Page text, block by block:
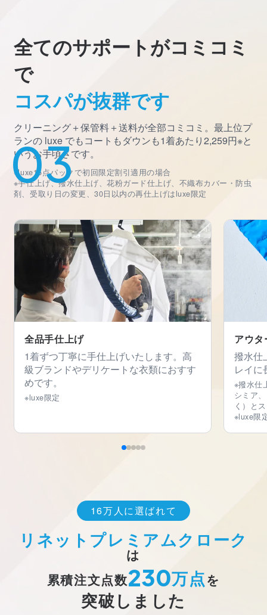
全てのサポートがコミコミ
で
コスパが抜群です
クリーニング＋保管料＋送料が全部コミコミ。最上位プ
ランの luxe でもコートもダウンも1着あたり2,259円※と
いうお手頃さです。
※luxe15点パックで初回限定割引適用の場合
※手仕上げ、撥水仕上げ、花粉ガード仕上げ、不織布カバー・防虫
剤、受取り日の変更、30日以内の再仕上げはluxe限定
全品手仕上げ
1着ずつ丁寧に手仕上げいたします。高
級ブランドやデリケートな衣類におすす
めです。
※luxe限定
アウ
撥水仕
レイに
※撥水仕
シミア
く）と
※luxe限
16万人に選ばれて
リネットプレミアムクローク
は
累積注文点数230万点を
突破しました